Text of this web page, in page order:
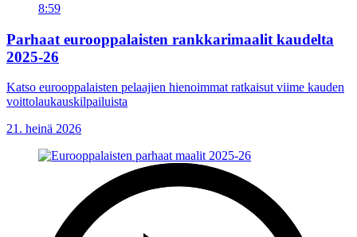
8:59
Parhaat eurooppalaisten rankkarimaalit kaudelta
2025-26
Katso eurooppalaisten pelaajien hienoimmat ratkaisut viime kauden
voittolaukauskilpailuista
21. heinä 2026